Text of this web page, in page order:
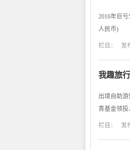
2016年巨
人民币)
栏目： 发
我趣旅
出境自助
青基金领投
栏目： 发